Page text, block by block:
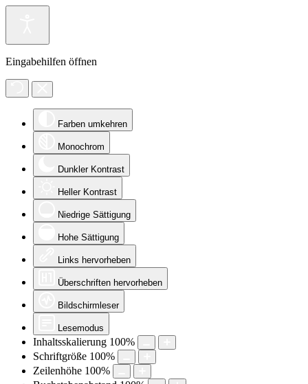
Eingabehilfen öffnen
Farben umkehren
Monochrom
Dunkler Kontrast
Heller Kontrast
Niedrige Sättigung
Hohe Sättigung
Links hervorheben
Überschriften hervorheben
Bildschirmleser
Lesemodus
Inhaltsskalierung 100%
Schriftgröße 100%
Zeilenhöhe 100%